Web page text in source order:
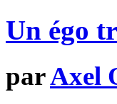
Un égo
parAxel